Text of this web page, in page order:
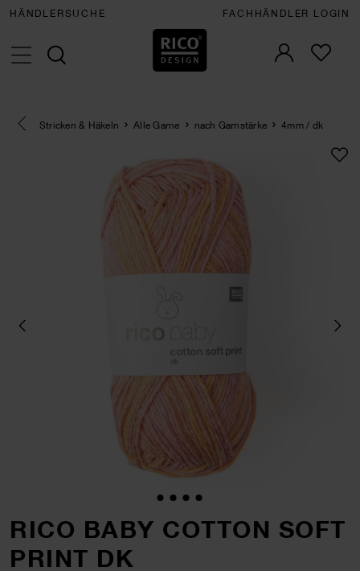
HÄNDLERSUCHE FACHHÄNDLER LOGIN
Eine Kategorie zurück navigieren
Stricken & Häkeln Alle Garne nach Garnstärke 4mm / dk
RICO BABY COTTON SOFT
PRINT DK